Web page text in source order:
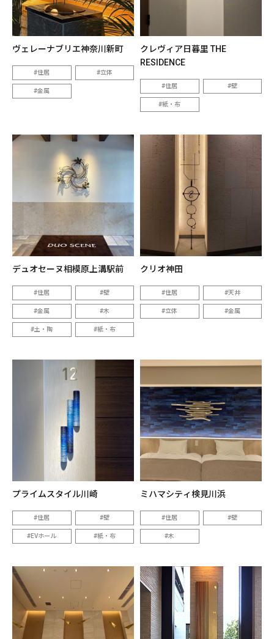
ヴェレーナブリエ神奈川新町
住居 立体
金属
クレヴィア日暮里 THE
RESIDENCE
住居 壁
紙・布
デュオセーヌ相模原上溝駅前
住居 壁
金属 木
土・陶 紙・布
クリオ神田
住居 天井
立体 金属
プライムスタイル川崎
住居 壁
EVホール 紙・布
ミハマシティ検見川浜
住居 壁
木